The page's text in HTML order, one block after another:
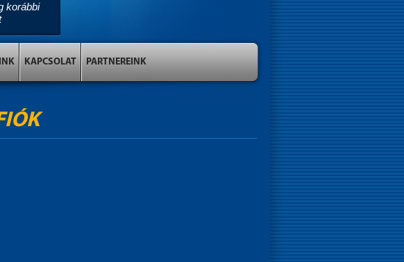
korábbi
KAPCSOLAT PARTNEREINK